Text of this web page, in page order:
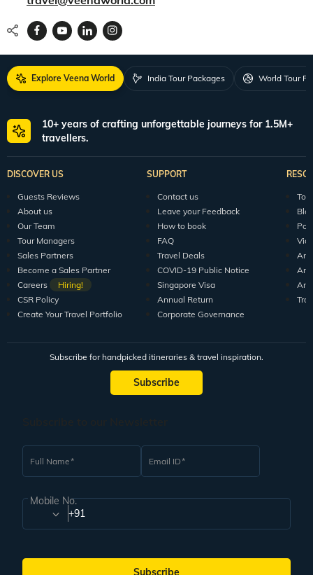
Explore Veena World India Tour Packages World Tour
10+ years of crafting unforgettable journeys for 1.5M+
travellers.
DISCOVER US
Guests Reviews
About us
Our Team
Tour Managers
Sales Partners
Become a Sales Partner
Careers
Hiring!
CSR Policy
Create Your Travel Portfolio
SUPPORT
Contact us
Leave your Feedback
How to book
FAQ
Travel Deals
COVID-19 Public Notice
Singapore Visa
Annual Return
Corporate Governance
Subscribe for handpicked itineraries & travel inspiration.
Subscribe
Full Name Email ID
Mobile No.
+91
Subscribe